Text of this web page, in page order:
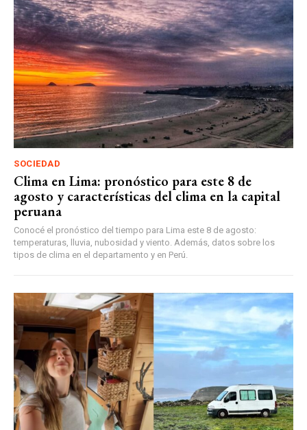
SOCIEDAD
Clima en Lima: pronóstico para este 8 de
agosto y características del clima en la capital
peruana
Conocé el pronóstico del tiempo para Lima este 8 de agosto:
temperaturas, lluvia, nubosidad y viento. Además, datos sobre los
tipos de clima en el departamento y en Perú.